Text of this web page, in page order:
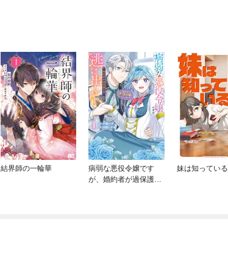
結界師の一輪華
病弱な悪役令嬢です
が、婚約者が過保護す
妹は知っている